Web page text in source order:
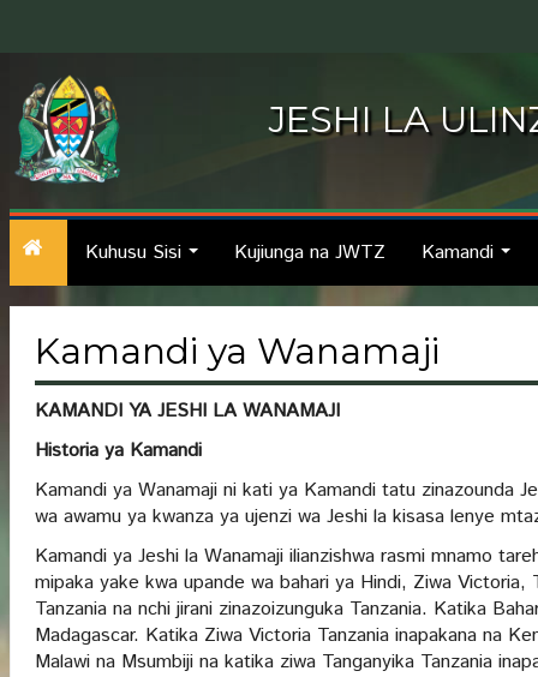
JESHI LA
Kuhusu Sisi Kujiunga na JWTZ Kamandi
Kamandi ya Wanamaji
KAMANDI YA JESHI LA WANAMAJI
Historia ya Kamandi
Kamandi ya Wanamaji ni kati ya Kamandi tatu zinazounda
wa awamu ya kwanza ya ujenzi wa Jeshi la kisasa lenye
Kamandi ya Jeshi la Wanamaji ilianzishwa rasmi mnamo
mipaka yake kwa upande wa bahari ya Hindi, Ziwa
Tanzania na nchi jirani zinazoizunguka Tanzania. Katika
Madagascar. Katika Ziwa Victoria Tanzania inapakana na
Malawi na Msumbiji na katika ziwa Tanganyika Tanzania